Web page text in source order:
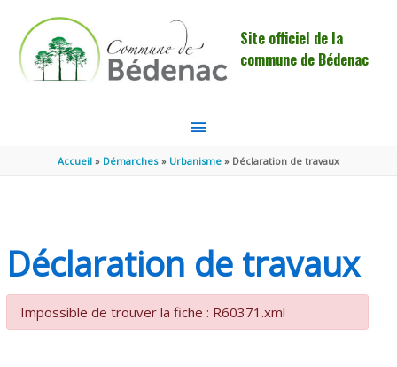
Site officiel de la
commune de Bédenac
MENU
PRINCIPAL
Accueil Démarches Urbanisme Déclaration de travaux
Déclaration de travaux
Impossible de trouver la fiche : R60371.xml